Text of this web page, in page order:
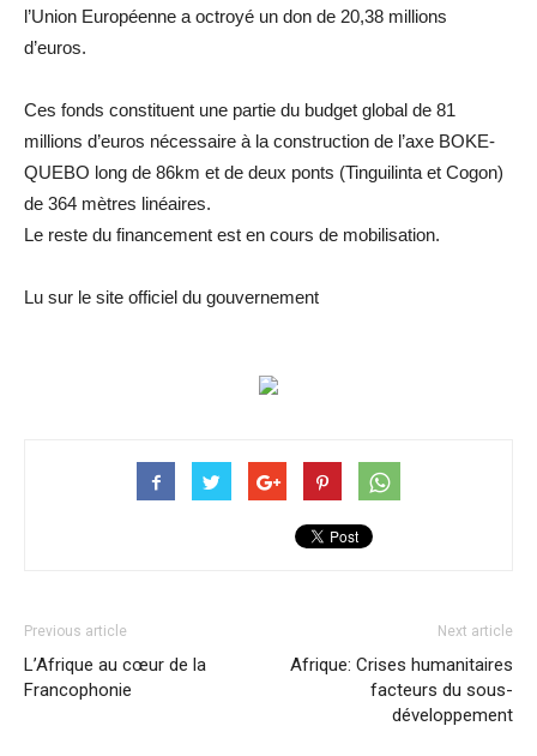
l’Union Européenne a octroyé un don de 20,38 millions
d’euros.
Ces fonds constituent une partie du budget global de 81
millions d’euros nécessaire à la construction de l’axe BOKE-
QUEBO long de 86km et de deux ponts (Tinguilinta et Cogon)
de 364 mètres linéaires.
Le reste du financement est en cours de mobilisation.
Lu sur le site officiel du gouvernement
Previous article
L’Afrique au cœur de la
Francophonie
Next article
Afrique: Crises humanitaires
facteurs du sous-
développement